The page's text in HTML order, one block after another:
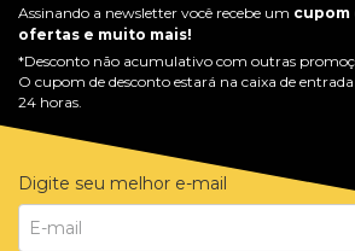
Assinando a newsletter você recebe um cupom
ofertas e muito mais!
*Desconto não acumulativo com outras
O cupom de desconto estará na caixa de
24 horas.
Digite seu melhor e-mail